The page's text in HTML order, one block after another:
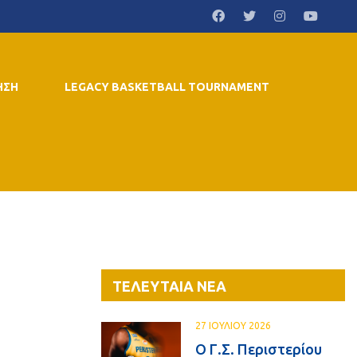
LEGACY BASKETBALL TOURNAMENT
ΤΕΛΕΥΤΑΙΑ ΝΕΑ
27 ΙΟΥΛΙΟΥ 2026
Ο Γ.Σ. Περιστερίου